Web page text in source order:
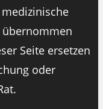
Seite ersetzen
oder